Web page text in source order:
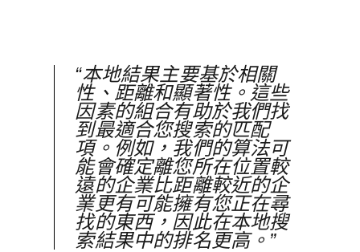
“本地結果主要基於相關
性、距離和顯著性。 這些
因素的組合有助於我們找
到最適合您搜索的匹配
項。 例如，我們的算法可
能會確定離您所在位置較
遠的企業比距離較近的企
業更有可能擁有您正在尋
找的東西，因此在本地搜
索結果中的排名更高。”